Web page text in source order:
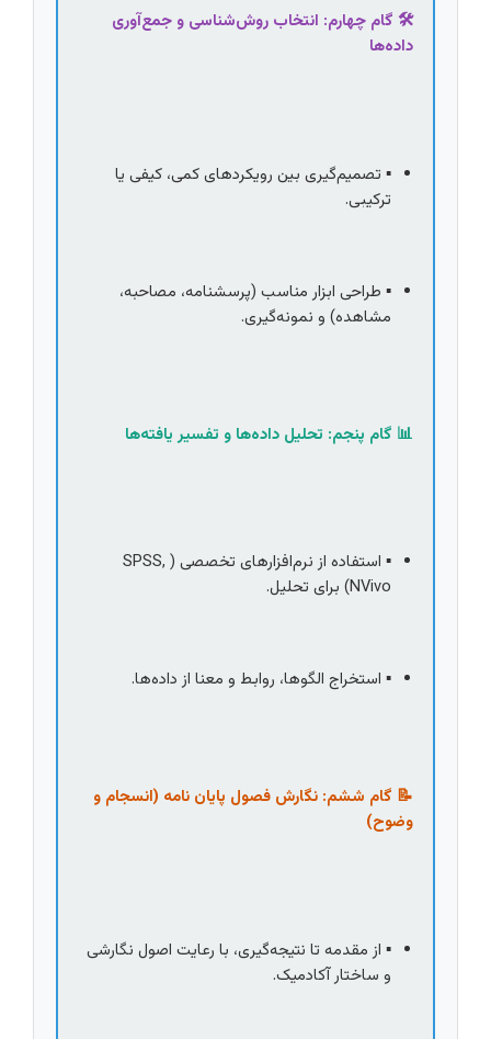
داده‌ها
ترکیبی.
مشاهده) و نمونه‌گیری.
📊 گام پنجم: تحلیل داده‌ها و تفسیر یافته‌ها
▪️ استفاده از نرم‌افزارهای تخصصی (SPSS,
NVivo) برای تحلیل.
▪️ استخراج الگوها، روابط و معنا از داده‌ها.
وضوح)
و ساختار آکادمیک.